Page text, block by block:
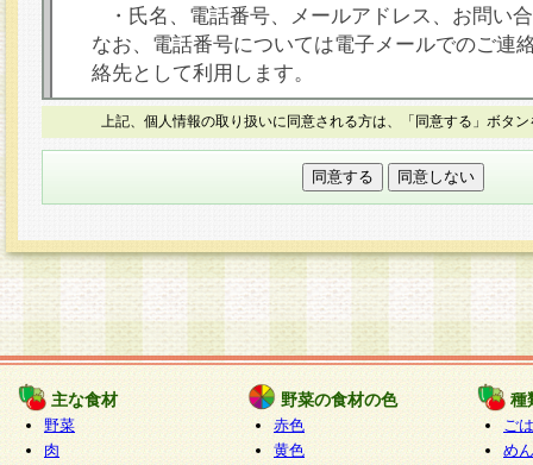
・氏名、電話番号、メールアドレス、お問い
なお、電話番号については電子メールでのご連
絡先として利用します。
○本人が容易に認識できない方法による個人情報
本フォームでは、セッション管理のためCookie
○個人情報の第三者提供について
力いただく個人情報は第三者に提供しません。
○個人情報の委託について
個人情報の取り扱いを外部に委託する場合は、
情報管理基準を満たす企業を選定して委託を行
が行われるよう監督します。
○開示対象個人情報の開示等および問い合わせ窓口
本人からの求めにより、当社が本件により取得
上記、個人情報の取り扱いに同意される方は、「同意する」ボタ
主な食材
野菜
肉
野菜の食材の色
赤色
黄色
種
ご
めん